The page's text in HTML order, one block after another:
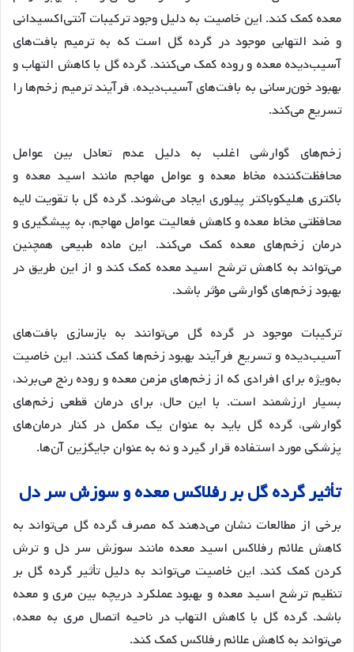
معده کمک کند. این خاصیت به دلیل وجود ترکیبات آنتی‌اکسیدانی
و ضد التهابی موجود در گرده گل است که به ترمیم بافت‌های
آسیب‌دیده معده و روده کمک می‌کنند. گرده گل با کاهش التهاب و
بهبود خون‌رسانی به بافت‌های آسیب‌دیده، فرآیند ترمیم زخم‌ها را
تسریع می‌کند.
زخم‌های گوارشی اغلب به دلیل عدم تعادل بین عوامل
محافظت‌کننده مخاط معده و عوامل مهاجم مانند اسید معده و
باکتری هلیکوباکتر پیلوری ایجاد می‌شوند. گرده گل با تقویت لایه
محافظتی مخاط معده و کاهش فعالیت عوامل مهاجم، به پیشگیری و
درمان زخم‌های معده کمک می‌کند. این ماده طبیعی همچنین
می‌تواند به کاهش ترشح اسید معده کمک کند و از این طریق در
بهبود زخم‌های گوارشی مؤثر باشد.
ترکیبات موجود در گرده گل می‌توانند به بازسازی بافت‌های
آسیب‌دیده و تسریع فرآیند بهبود زخم‌ها کمک کنند. این خاصیت
به‌ویژه برای افرادی که از زخم‌های مزمن معده و روده رنج می‌برند،
بسیار ارزشمند است. با این حال، برای درمان قطعی زخم‌های
گوارشی، گرده گل باید به عنوان یک مکمل در کنار درمان‌های
پزشکی مورد استفاده قرار گیرد و نه به عنوان جایگزین آن‌ها.
تأثیرگردهگلبررفلاکسمعدهوسوزشسردل
برخی از مطالعات نشان می‌دهند که مصرف گرده گل می‌تواند به
کاهش علائم رفلاکس اسید معده مانند سوزش سر دل و ترش
کردن کمک کند. این خاصیت می‌تواند به دلیل تأثیر گرده گل بر
تنظیم ترشح اسید معده و بهبود عملکرد دریچه بین مری و معده
باشد. گرده گل با کاهش التهاب در ناحیه اتصال مری به معده،
می‌تواند به کاهش علائم رفلاکس کمک کند.